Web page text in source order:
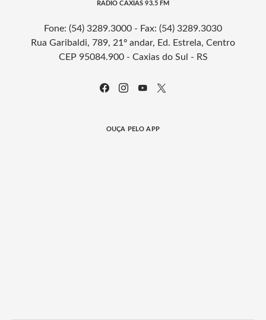
RÁDIO CAXIAS 93.5 FM
Fone: (54) 3289.3000 - Fax: (54) 3289.3030
Rua Garibaldi, 789, 21º andar, Ed. Estrela, Centro
CEP 95084.900 - Caxias do Sul - RS
OUÇA PELO APP